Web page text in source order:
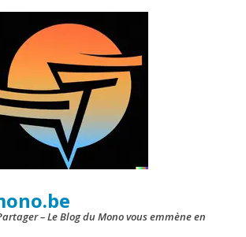
– Le Blog du Mono vous emmène en